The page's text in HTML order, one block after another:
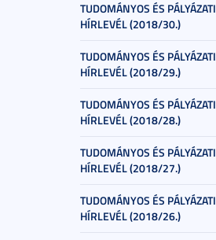
TUDOMÁNYOS ÉS PÁLYÁZATI
HÍRLEVÉL (2018/30.)
TUDOMÁNYOS ÉS PÁLYÁZATI
HÍRLEVÉL (2018/29.)
TUDOMÁNYOS ÉS PÁLYÁZATI
HÍRLEVÉL (2018/28.)
TUDOMÁNYOS ÉS PÁLYÁZATI
HÍRLEVÉL (2018/27.)
TUDOMÁNYOS ÉS PÁLYÁZATI
HÍRLEVÉL (2018/26.)